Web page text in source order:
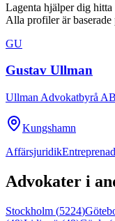
Lagenta hjälper dig hitta
Alla profiler är
GU
Gustav Ullman
Ullman Advokatbyrå AB
Kungshamn
Affärsjuridik
Advokater i
Stockholm (5224)